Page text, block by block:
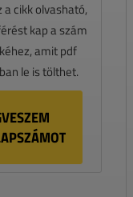
cikk olvasható,
kap a szám
amit pdf
le is tölthet.